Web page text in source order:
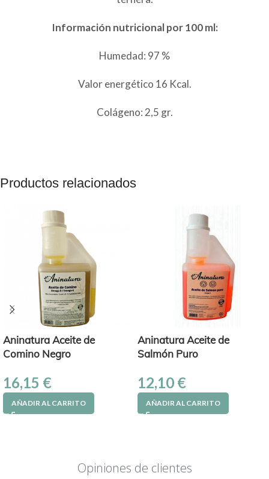
Información nutricional por 100 ml:
Humedad: 97 %
Valor energético 16 Kcal.
Colágeno: 2,5 gr.
Productos relacionados
Aninatura Aceite de
Comino Negro
16,15 €
AÑADIR AL CARRITO
Aninatura Aceite de
Salmón Puro
12,10 €
AÑADIR AL CARRITO
Opiniones de clientes